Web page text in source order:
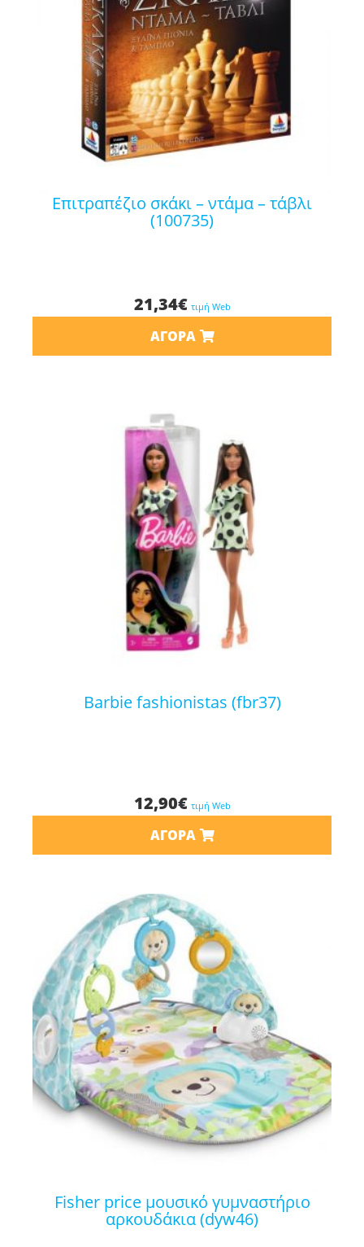
επιτραπέζιο σκάκι – ντάμα – τάβλι
(100735)
21,34€ τιμή Web
ΑΓΟΡΆ
barbie fashionistas (fbr37)
12,90€ τιμή Web
ΑΓΟΡΆ
fisher price μουσικό γυμναστήριο
αρκουδάκια (dyw46)